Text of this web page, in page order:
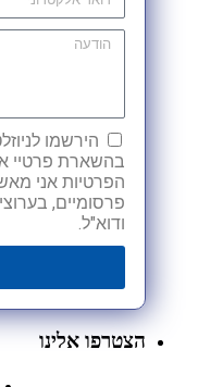
הירשמו
בהשארת פרטיי
הפרטיות אני
פרסומיים,
ודוא"ל.
הצטרפו אלינו